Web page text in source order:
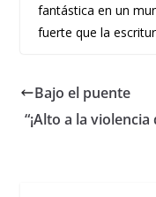
fantástica en un
fuerte que la
Bajo el puente
“¡Alto a la